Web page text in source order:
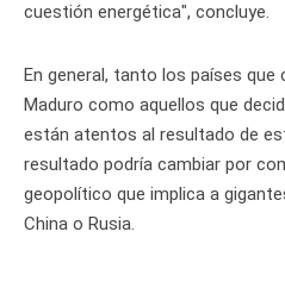
cuestión energética", concluye.
En general, tanto los países que
Maduro como aquellos que
están atentos al resultado de
resultado podría cambiar por
geopolítico que implica a
China o Rusia.